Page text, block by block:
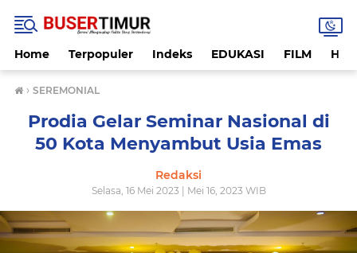
Home Terpopuler Indeks EDUKASI FILM
› SEREMONIAL
Prodia Gelar Seminar Nasional di
50 Kota Menyambut Usia Emas
Redaksi
Selasa, 16 Mei 2023 | Mei 16, 2023 WIB